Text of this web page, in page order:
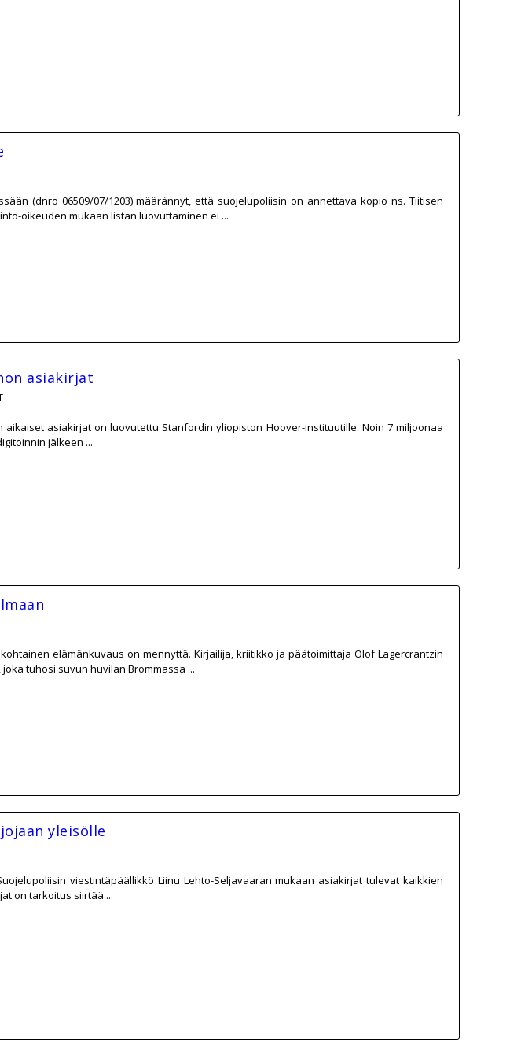
(dnro 06509/07/1203) määrännyt, että suojelupoliisin on annettava kopio ns. Tiitisen
oikeuden mukaan listan luovuttaminen ei ...
asiakirjat
asiakirjat on luovutettu Stanfordin yliopiston Hoover-instituutille. Noin 7 miljoonaa
jälkeen ...
elämänkuvaus on mennyttä. Kirjailija, kriitikko ja päätoimittaja Olof Lagercrantzin
tuhosi suvun huvilan Brommassa ...
yleisölle
viestintäpäällikkö Liinu Lehto-Seljavaaran mukaan asiakirjat tulevat kaikkien
on tarkoitus siirtää ...